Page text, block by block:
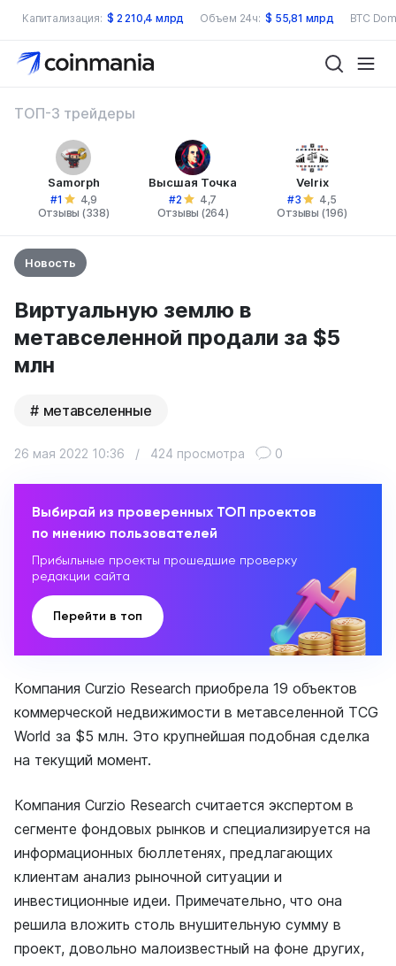
Капитализация: $ 2 210,4 млрд Объем 24ч: $ 55,81 млрд BTC
ТОП-3 трейдеры
Samorph
#1
4,9
Отзывы (338)
Высшая Точка
#2
4,7
Отзывы (264)
Velrix
#3
4,5
Отзывы (196)
Новость
Виртуальную землю в
метавселенной продали за $5
млн
метавселенные
26 мая 2022 10:36 / 424 просмотра 0
Выбирай из проверенных ТОП проектов
по мнению пользователей
Прибыльные проекты прошедшие проверку
редакции сайта
Перейти в топ
Компания Curzio Research приобрела 19 объектов
коммерческой недвижимости в метавселенной TCG
World за $5 млн. Это крупнейшая подобная сделка
на текущий момент.
Компания Curzio Research считается экспертом в
сегменте фондовых рынков и специализируется на
информационных бюллетенях, предлагающих
клиентам анализ рыночной ситуации и
инвестиционные идеи. Примечательно, что она
решила вложить столь внушительную сумму в
проект, довольно малоизвестный на фоне других,